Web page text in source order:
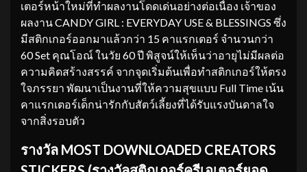
เตอร์หน้าใหม่ที่ทำผลงานโดดเด่นอย่างต่อเนื่อง เจ้าของ
ผลงาน CANDY GIRL : EVERYDAY USE & BLESSINGS ซึ่ง
มีสติกเกอร์ออกมาแล้วกว่า 15 คาแรกเตอร์ จำนวนกว่า
60 Set คุณโอณ์ ในวัย 60 ปี พิสูจน์ให้เห็นว่าอายุไม่มีผลต่อ
ความคิดสร้างสรรค์ จากจุดเริ่มต้นเพื่อทำสติกเกอร์ให้ตรง
ใจภรรยา พัฒนาเป็นงานที่ให้ความสุขแบบ Full Time เน้น
คาแรกเตอร์เด็กน่ารักกับสัตว์เลี้ยงที่ได้รับแรงบันดาลใจ
จากสิ่งรอบตัว
รางวัล MOST DOWNLOADED CREATORS